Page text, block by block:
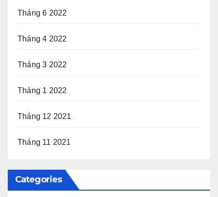
Tháng 6 2022
Tháng 4 2022
Tháng 3 2022
Tháng 1 2022
Tháng 12 2021
Tháng 11 2021
Categories